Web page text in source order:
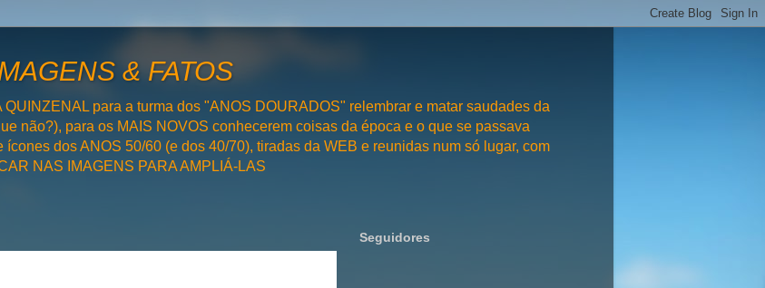
& FATOS
para a turma dos "ANOS DOURADOS" relembrar e matar saudades da
não?), para os MAIS NOVOS conhecerem coisas da época e o que se passava
dos ANOS 50/60 (e dos 40/70), tiradas da WEB e reunidas num só lugar, com
NAS IMAGENS PARA AMPLIÁ-LAS
Seguidores